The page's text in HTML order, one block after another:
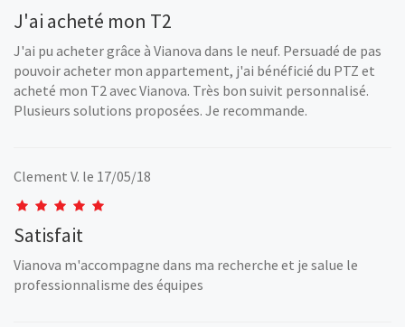
J'ai acheté mon T2
J'ai pu acheter grâce à Vianova dans le neuf. Persuadé de pas
pouvoir acheter mon appartement, j'ai bénéficié du PTZ et
acheté mon T2 avec Vianova. Très bon suivit personnalisé.
Plusieurs solutions proposées. Je recommande.
Clement V. le 17/05/18
Satisfait
Vianova m'accompagne dans ma recherche et je salue le
professionnalisme des équipes